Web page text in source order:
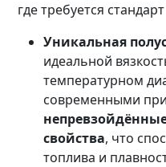
где требуется
Уникальная
идеальной
температурном
современными
свойства, что
топлива и